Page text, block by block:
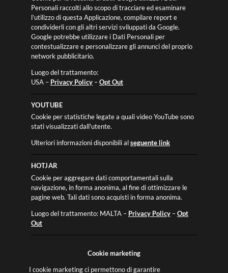
Personali raccolti allo scopo di tracciare ed esaminare
l’utilizzo di questa Applicazione, compilare report e
condividerli con gli altri servizi sviluppati da Google.
Google potrebbe utilizzare i Dati Personali per
contestualizzare e personalizzare gli annunci del proprio
network pubblicitario.
Luogo del trattamento:
USA – Privacy Policy–Opt Out
YOUTUBE
Cookie per statistiche legate a quali video YouTube sono
stati visualizzati dall'utente.
Ulteriori informazioni disponibili alseguente link
HOTJAR
Cookie per aggregare dati comportamentali sulla
navigazione, in forma anonima, al fine di ottimizzare le
pagine web. Tali dati sono acquisti in forma anonima.
Luogo del trattamento: MALTA – Privacy Policy–Opt
Out
Cookie marketing
I cookie marketing ci permettono di garantire